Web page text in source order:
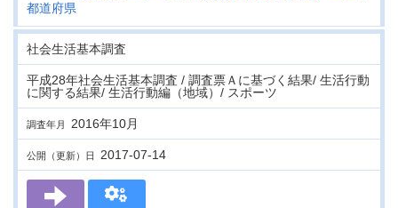
都道府県
社会生活基本調査
平成28年社会生活基本調査 / 調査票Ａに基づく結果/ 生活行動
に関する結果/ 生活行動編（地域）/ スポーツ
調査年月 2016年10月
公開（更新）日 2017-07-14